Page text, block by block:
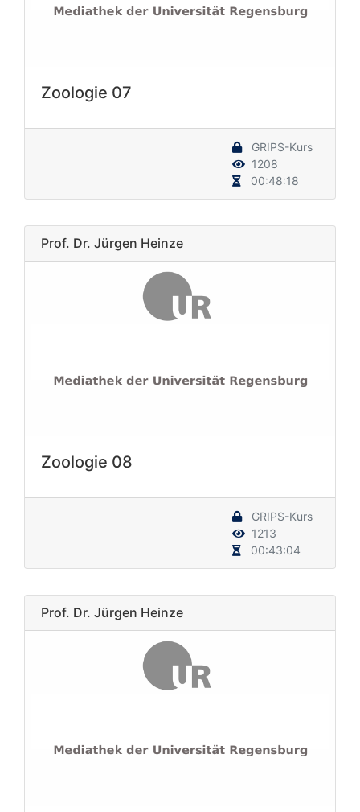
Zoologie 07
GRIPS-Kurs
1208
00:48:18
Prof. Dr. Jürgen Heinze
Zoologie 08
GRIPS-Kurs
1213
00:43:04
Prof. Dr. Jürgen Heinze